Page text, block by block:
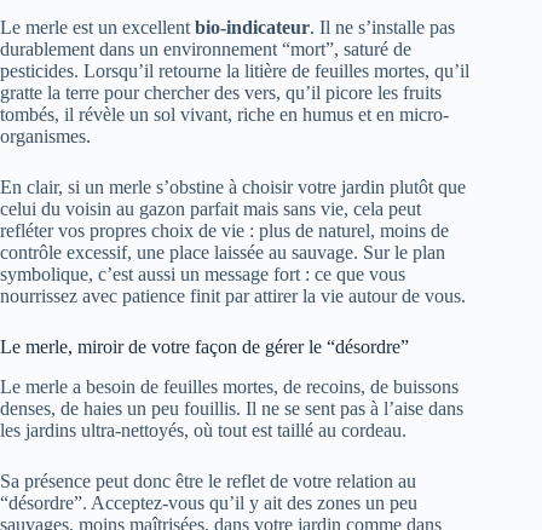
Le merle est un excellentbio-indicateur. Il ne s’installe pas
durablement dans un environnement “mort”, saturé de
pesticides. Lorsqu’il retourne la litière de feuilles mortes, qu’il
gratte la terre pour chercher des vers, qu’il picore les fruits
tombés, il révèle un sol vivant, riche en humus et en micro-
organismes.
En clair, si un merle s’obstine à choisir votre jardin plutôt que
celui du voisin au gazon parfait mais sans vie, cela peut
refléter vos propres choix de vie : plus de naturel, moins de
contrôle excessif, une place laissée au sauvage. Sur le plan
symbolique, c’est aussi un message fort : ce que vous
nourrissez avec patience finit par attirer la vie autour de vous.
Le merle, miroir de votre façon de gérer le “désordre”
Le merle a besoin de feuilles mortes, de recoins, de buissons
denses, de haies un peu fouillis. Il ne se sent pas à l’aise dans
les jardins ultra-nettoyés, où tout est taillé au cordeau.
Sa présence peut donc être le reflet de votre relation au
“désordre”. Acceptez-vous qu’il y ait des zones un peu
sauvages, moins maîtrisées, dans votre jardin comme dans